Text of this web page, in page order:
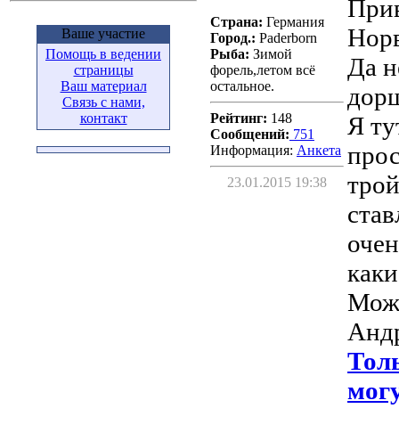
Ваше участие
Помощь в ведении
страницы
Ваш материал
Связь с нами,
контакт
Страна: Германия
Город.: Paderborn
Рыба: Зимой
форель,летом всё
остальное.
Рейтинг: 148
Сообщений: 751
Информация: Aнкета
23.01.2015 19:38
Да
Я